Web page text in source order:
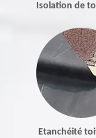
Isolation de
Etanchéité